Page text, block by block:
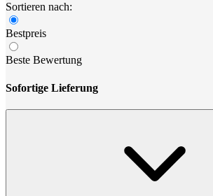
Sortieren nach:
Bestpreis
Beste Bewertung
Sofortige Lieferung